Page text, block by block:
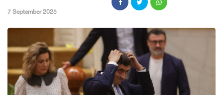
,7 September 2025